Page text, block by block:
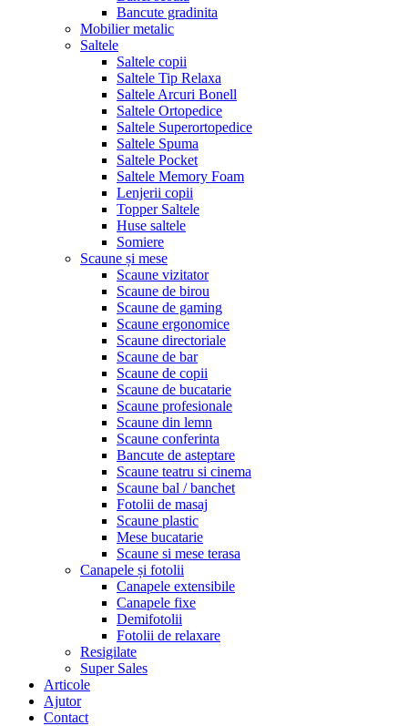
Bancute gradinita
Mobilier metalic
Saltele
Saltele copii
Saltele Tip Relaxa
Saltele Arcuri Bonell
Saltele Ortopedice
Saltele Superortopedice
Saltele Spuma
Saltele Pocket
Saltele Memory Foam
Lenjerii copii
Topper Saltele
Huse saltele
Somiere
Scaune și mese
Scaune vizitator
Scaune de birou
Scaune de gaming
Scaune ergonomice
Scaune directoriale
Scaune de bar
Scaune de copii
Scaune de bucatarie
Scaune profesionale
Scaune din lemn
Scaune conferinta
Bancute de asteptare
Scaune teatru si cinema
Scaune bal / banchet
Fotolii de masaj
Scaune plastic
Mese bucatarie
Scaune si mese terasa
Canapele și fotolii
Canapele extensibile
Canapele fixe
Demifotolii
Fotolii de relaxare
Resigilate
Super Sales
Articole
Ajutor
Contact